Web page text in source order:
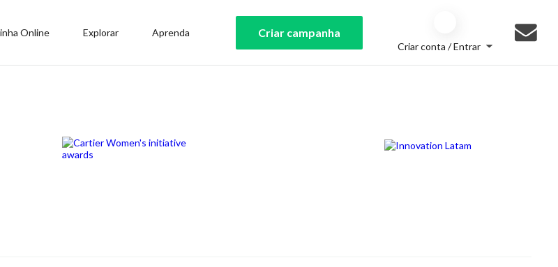
Online Explorar Aprenda Criar campanha
Criar conta / Entrar